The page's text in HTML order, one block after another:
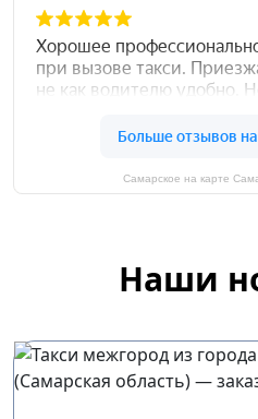
Самарское на карте
Наши